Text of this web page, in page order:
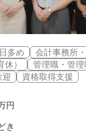
多め
会計事務所
）
管理職・管
迎 資格取得支援
円
き